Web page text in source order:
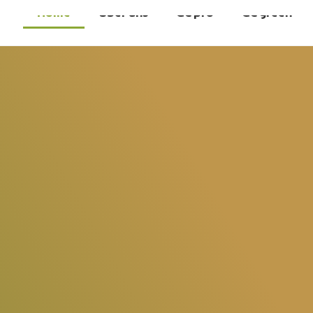
Home Über uns GC pro GC green